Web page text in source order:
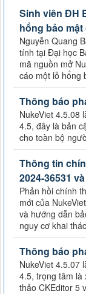
Sinh viên ĐH
hổng bảo
Nguyễn Quang
tính tại Đại học
mã nguồn mở
cáo một lỗ hổng
Thông báo
NukeViet 4.5.08
4.5, đây là bản
cho toàn bộ
Thông tin
2024-36531
Phản hồi chính
mới của
và hướng dẫn
nguy cơ khai
Thông báo
NukeViet 4.5.07
4.5, trọng tâm là
thảo CKEditor 5